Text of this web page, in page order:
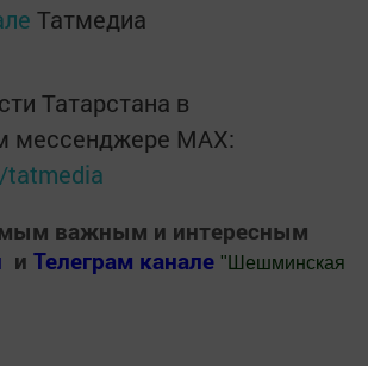
Татмедиа
Татарстана в
мессенджере MАХ:
важным и интересным
и Телеграм канале " Шешминская